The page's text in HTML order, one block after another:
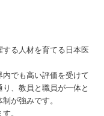
る人材を育てる日本医
でも高い評価を受けて
、教員と職員が一体と
が強みです。
。